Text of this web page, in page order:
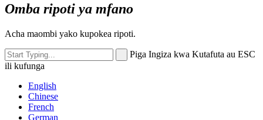
Omba ripoti ya mfano
Acha maombi yako kupokea ripoti.
Piga Ingiza kwa Kutafuta au ESC
ili kufunga
English
Chinese
French
German